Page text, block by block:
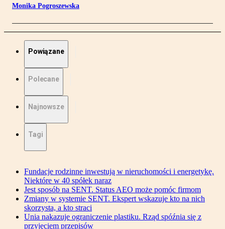
Monika Pogroszewska
Powiązane
Polecane
Najnowsze
Tagi
Fundacje rodzinne inwestują w nieruchomości i energetykę.
Niektóre w 40 spółek naraz
Jest sposób na SENT. Status AEO może pomóc firmom
Zmiany w systemie SENT. Ekspert wskazuje kto na nich
skorzysta, a kto straci
Unia nakazuje ograniczenie plastiku. Rząd spóźnia się z
przyjęciem przepisów